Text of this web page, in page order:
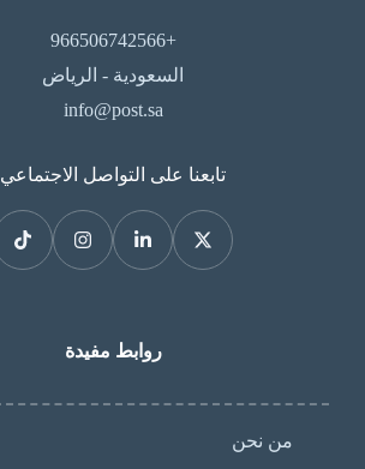
+966506742566
السعودية - الرياض
info@post.sa
تابعنا على التواصل الاجتماعي
روابط مفيدة
من نحن